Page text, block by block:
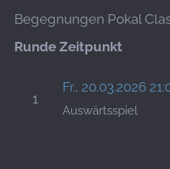
Begegnungen Pokal
Runde Zeitpunkt
1
Fr., 20.03.2026
Auswärtsspiel